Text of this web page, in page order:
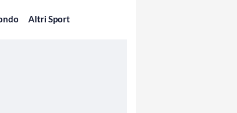
Altri Sport